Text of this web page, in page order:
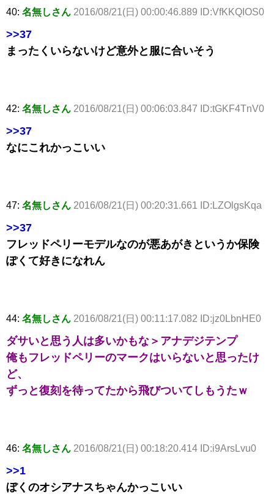
40: 名無しさん 2016/08/21(日) 00:00:46.889 ID:VfKKQIOS0
>>37
まったくいらないけど意外と服に合いそう
42: 名無しさん 2016/08/21(日) 00:06:03.847 ID:tGKF4TnV0
>>37
なにこれかっこいい
47: 名無しさん 2016/08/21(日) 00:20:31.661 ID:LZOlgsKqa
>>37
フレッドペリーモデルなのが悪あがきというか保険
ぽくて好きになれん
44: 名無しさん 2016/08/21(日) 00:11:17.082 ID:jz0LbnHE0
ダサいと思う人は多いかもな＞アナデジテンプ
俺もフレッドペリーのマークはいらないと思ったけ
ど、
ずっと復刻を待ってたから飛びついてしもうたｗ
46: 名無しさん 2016/08/21(日) 00:18:20.414 ID:i9ArsLvu0
>>1
ぼくのオシアナスちゃんかっこいい